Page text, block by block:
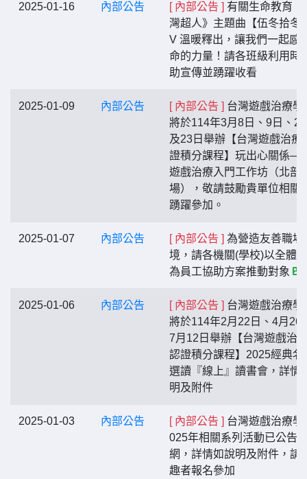
2025-01-16 內部公告 [ 內部公告 ] 有關生命教育《
灣超人》主題曲【伍冬拾冬
V 溫暖釋出，讓我們一起感
命的力量！請各班級利用時
助宣傳並踴躍收看
2025-01-09 內部公告 [ 內部公告 ] 台灣遊戲治療學
將於114年3月8日、9日、
及23日舉辦【台灣遊戲治療
證積分課程】玩出心關係—
遊戲治療入門工作坊（北部
場），敬請鼓勵貴單位相關
踴躍參加。
2025-01-07 內部公告 [ 內部公告 ] 為營造友善職場
境，請各機關(學校)以全體
為員工協助方案推動對象
2025-01-06 內部公告 [ 內部公告 ] 台灣遊戲治療學
將於114年2月22日、4月26
7月12日舉辦【台灣遊戲治
認證積分課程】2025經典名
選讀『線上』讀書會，詳情
明及附件
2025-01-03 內部公告 [ 內部公告 ] 台灣遊戲治療學
025年相關系列活動已公告
網，詳情如說明及附件，請
趣者報名參加